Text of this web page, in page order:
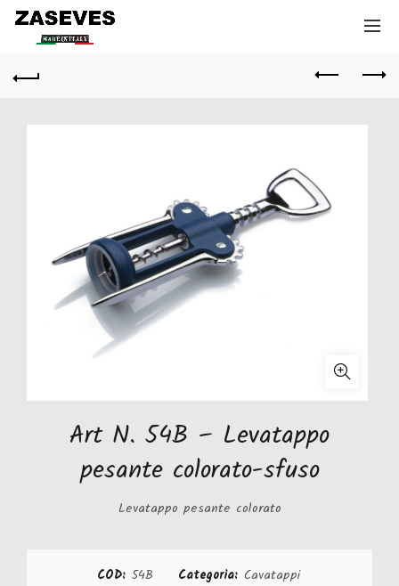
Art N. 54B – Levatappo
pesante colorato-sfuso
Levatappo pesante colorato
COD: 54B Categoria: Cavatappi